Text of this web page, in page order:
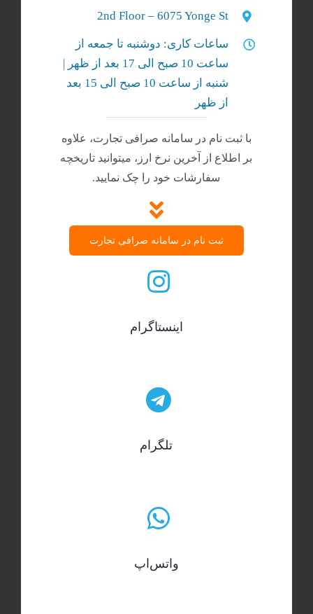
2nd Floor – 6075 Yonge St
ساعات کاری: دوشنبه تا جمعه از
ساعت 10 صبح الی 17 بعد از ظهر |
شنبه‌ از ساعت 10 صبح الی 15 بعد
از ظهر
با ثبت نام در سامانه صرافی تجارت، علاوه
بر اطلاع از آخرین نرخ ارز، میتوانید تاریخچه
سفارشات خود را چک نمایید.
ثبت نام در سامانه صرافی تجارت
اینستاگرام
تلگرام
واتس‌اپ